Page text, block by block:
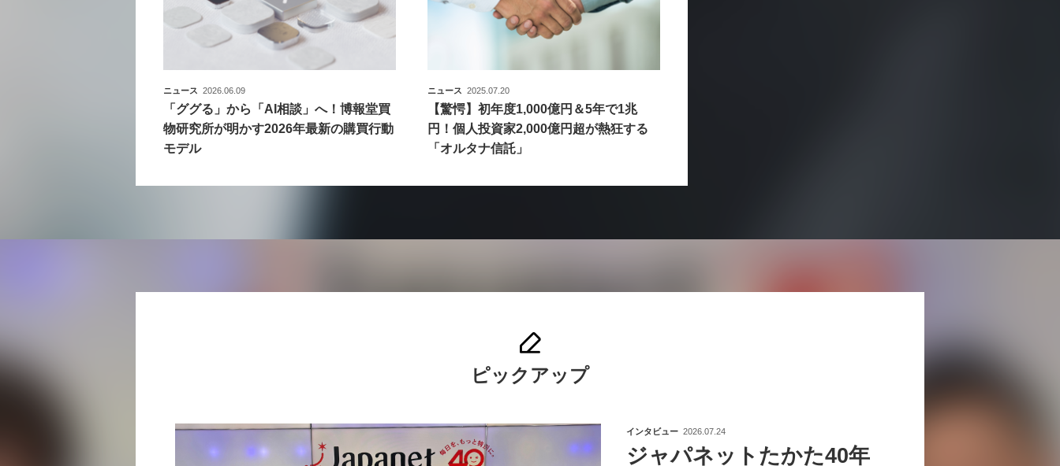
ニュース 2026.06.09
「ググる」から「AI相談」へ！博報堂買
物研究所が明かす2026年最新の購買行動
モデル
ニュース 2025.07.20
【驚愕】初年度1,000億円＆5年で1兆
円！個人投資家2,000億円超が熱狂する
「オルタナ信託」
ピックアップ
インタビュー 2026.07.24
ジャパネットたかた40年